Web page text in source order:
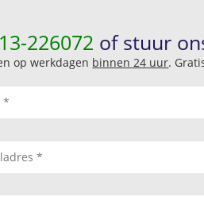
226072 of stuur
op werkdagen binnen 24 uur.